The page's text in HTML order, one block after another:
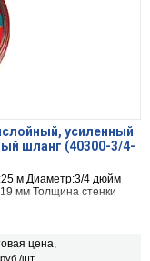
усиленный
шланг (40300-3/4-
м Диаметр:3/4 дюйм
мм Толщина стенки
цена,
руб./шт.